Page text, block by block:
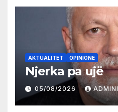
AKTUALITET OPINIONE
Njerka pa ujë
05/08/2026 ADMINI